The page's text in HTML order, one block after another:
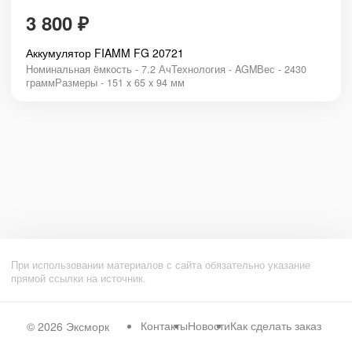
3 800 ₽
Аккумулятор FIAMM FG 20721
Номинальная ёмкость - 7.2 АчТехнология - AGMВес - 2430
граммРазмеры - 151 x 65 x 94 мм
При использовании материалов с сайта обязательно указание
прямой ссылки на источник.
© 2026 Эксморк КонтактыНовостиКак сделать заказ